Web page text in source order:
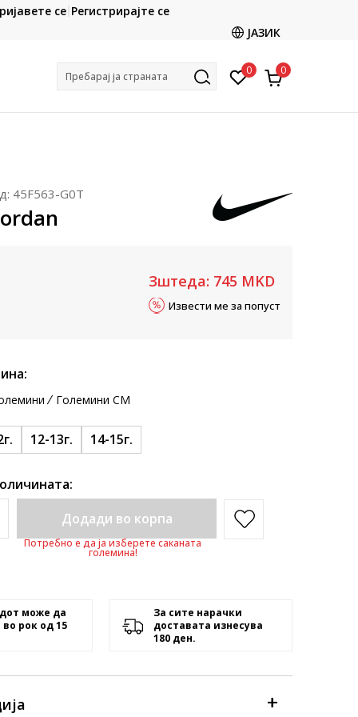
CLICK & COLLECT
со картичка online и подигнете во продавницата
се Регистрирајте се
ЈАЗИК
Пребарај ја страната 0 0
45F563-G0T
Зштеда: 745 MKD
Извести ме за попуст
Големини CM
12-13г. 14-15г.
Додади во корпа
Потребно е да ја изберете саканата
големина!
може да
во рок од 15
За сите нарачки
доставата изнесува
180 ден.